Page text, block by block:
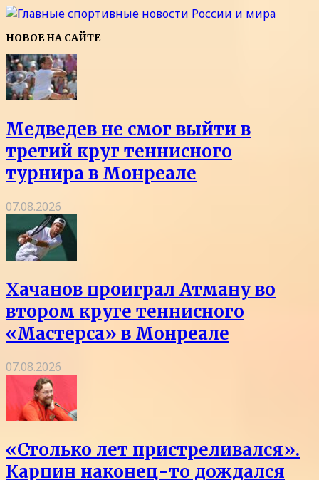
НОВОЕ НА САЙТЕ
Медведев не смог выйти в
третий круг теннисного
турнира в Монреале
07.08.2026
Хачанов проиграл Атману во
втором круге теннисного
«Мастерса» в Монреале
07.08.2026
«Столько лет пристреливался».
Карпин наконец-то дождался